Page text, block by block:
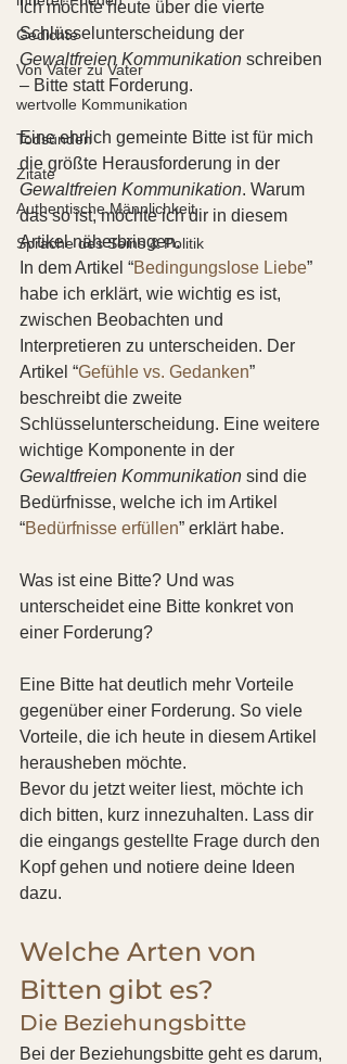
Gedichte
Von Vater zu Vater
wertvolle Kommunikation
Todsünden
Zitate
Authentische Männlichkeit
Sprache des Seins & Politik
Ich möchte heute über die vierte
Schlüsselunterscheidung der
Gewaltfreien Kommunikation schreiben
– Bitte statt Forderung.
Eine ehrlich gemeinte Bitte ist für mich
die größte Herausforderung in der
Gewaltfreien Kommunikation. Warum
das so ist, möchte ich dir in diesem
Artikel näherbringen.
In dem Artikel “Bedingungslose Liebe”
habe ich erklärt, wie wichtig es ist,
zwischen Beobachten und
Interpretieren zu unterscheiden. Der
Artikel “Gefühle vs. Gedanken”
beschreibt die zweite
Schlüsselunterscheidung. Eine weitere
wichtige Komponente in der
Gewaltfreien Kommunikation sind die
Bedürfnisse, welche ich im Artikel
“Bedürfnisse erfüllen” erklärt habe.
Was ist eine Bitte? Und was
unterscheidet eine Bitte konkret von
einer Forderung?
Eine Bitte hat deutlich mehr Vorteile
gegenüber einer Forderung. So viele
Vorteile, die ich heute in diesem Artikel
herausheben möchte.
Bevor du jetzt weiter liest, möchte ich
dich bitten, kurz innezuhalten. Lass dir
die eingangs gestellte Frage durch den
Kopf gehen und notiere deine Ideen
dazu.
Welche Arten von
Bitten gibt es?
Die Beziehungsbitte
Bei der Beziehungsbitte geht es darum,